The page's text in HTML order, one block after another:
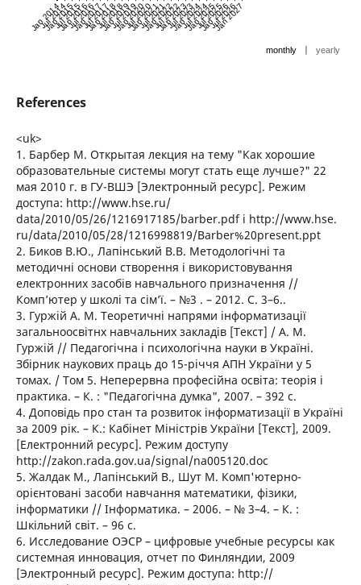
Jan 2014
Jul 2014
Jan 2015
Jul 2015
Jan 2016
Jul 2016
Jan 2017
Jul 2017
Jan 2018
Jul 2018
Jan 2019
Jul 2019
Jan 2020
Jul 2020
Jan 2021
Jul 2021
Jan 2022
Jul 2022
Jan 2023
Jul 2023
Jan 2024
Jul 2024
Jan 2025
Jul 2025
Jan 2026
Jul 2026
Jan 2027
monthly | yearly
References
<uk>
1. Барбер М. Открытая лекция на тему "Как хорошие
образовательные системы могут стать еще лучше?" 22
мая 2010 г. в ГУ-ВШЭ [Электронный ресурс]. Режим
доступа: http://www.hse.ru/
data/2010/05/26/1216917185/barber.pdf і http://www.hse.
ru/data/2010/05/28/1216998819/Barber%20present.ppt
2. Биков В.Ю., Лапінський В.В. Методологічні та
методичні основи створення і використовування
електронних засобів навчального призначення //
Комп’ютер у школі та сім’ї. – №3 . – 2012. С. 3–6..
3. Гуржій А. М. Теоретичні напрями інформатизації
загальноосвітнх навчальних закладів [Текст] / А. М.
Гуржій // Педагогічна і психологічна науки в Україні.
Збірник наукових праць до 15-річчя АПН України у 5
томах. / Том 5. Неперервна професійна освіта: теорія і
практика. – К. : "Педагогічна думка", 2007. – 392 с.
4. Доповідь про стан та розвиток інформатизації в Україні
за 2009 рік. – К.: Кабінет Міністрів України [Текст], 2009.
[Електронний ресурс]. Режим доступу
http://zakon.rada.gov.ua/signal/na005120.doc
5. Жалдак М., Лапінський В., Шут М. Комп'ютерно-
орієнтовані засоби навчання математики, фізики,
інформатики // Інформатика. – 2006. – № 3–4. – К. :
Шкільний світ. – 96 с.
6. Исследование ОЭСР – цифровые учебные ресурсы как
системная инновация, отчет по Финляндии, 2009
[Электронный ресурс]. Режим доступа: http://